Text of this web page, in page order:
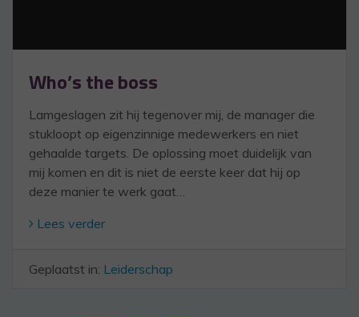
Who’s the boss
Lamgeslagen zit hij tegenover mij, de manager die
stukloopt op eigenzinnige medewerkers en niet
gehaalde targets. De oplossing moet duidelijk van
mij komen en dit is niet de eerste keer dat hij op
deze manier te werk gaat…
Lees verder
Geplaatst in: Leiderschap